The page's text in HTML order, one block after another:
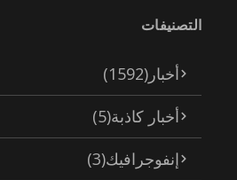
التصنيفات
أخبار (1592)
أخبار كاذبة(5)
إنفوجرافيك(3)